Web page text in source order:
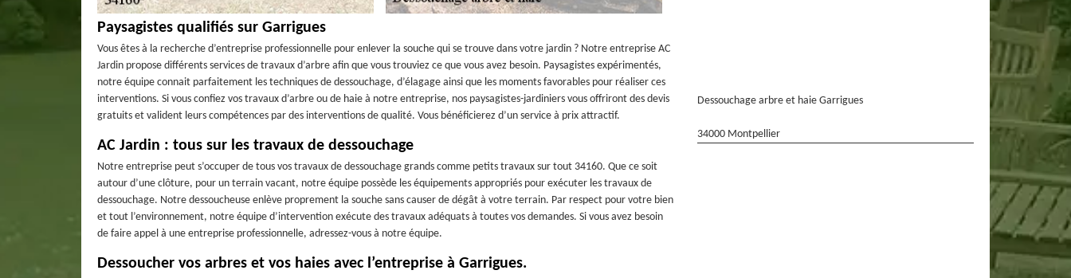
Paysagistes qualifiés sur Garrigues
Vous êtes à la recherche d’entreprise professionnelle pour enlever la souche qui se trouve dans votre jardin ? Notre entreprise AC
Jardin propose différents services de travaux d’arbre afin que vous trouviez ce que vous avez besoin. Paysagistes expérimentés,
notre équipe connait parfaitement les techniques de dessouchage, d’élagage ainsi que les moments favorables pour réaliser ces
interventions. Si vous confiez vos travaux d’arbre ou de haie à notre entreprise, nos paysagistes-jardiniers vous offriront des devis
gratuits et valident leurs compétences par des interventions de qualité. Vous bénéficierez d’un service à prix attractif.
AC Jardin : tous sur les travaux de dessouchage
Notre entreprise peut s’occuper de tous vos travaux de dessouchage grands comme petits travaux sur tout 34160. Que ce soit
autour d’une clôture, pour un terrain vacant, notre équipe possède les équipements appropriés pour exécuter les travaux de
dessouchage. Notre dessoucheuse enlève proprement la souche sans causer de dégât à votre terrain. Par respect pour votre bien
et tout l’environnement, notre équipe d’intervention exécute des travaux adéquats à toutes vos demandes. Si vous avez besoin
de faire appel à une entreprise professionnelle, adressez-vous à notre équipe.
Dessoucher vos arbres et vos haies avec l’entreprise à Garrigues.
Dessouchage arbre et haie Garrigues
34000 Montpellier